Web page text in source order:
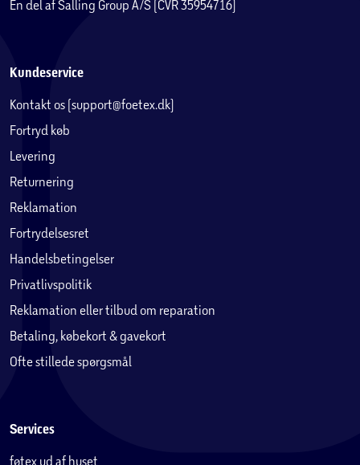
En del af Salling Group A/S (CVR 35954716)
Kundeservice
Kontakt os (support@foetex.dk)
Fortryd køb
Levering
Returnering
Reklamation
Fortrydelsesret
Handelsbetingelser
Privatlivspolitik
Reklamation eller tilbud om reparation
Betaling, købekort & gavekort
Ofte stillede spørgsmål
Services
føtex ud af huset